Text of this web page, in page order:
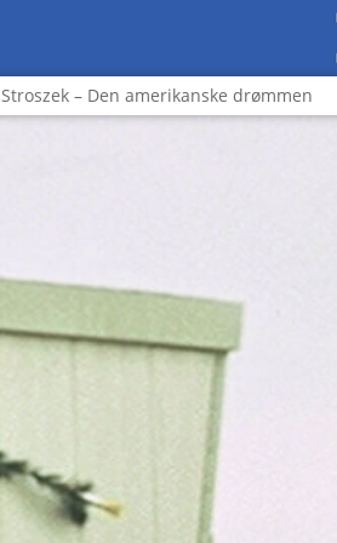
Stroszek – Den amerikanske drømmen